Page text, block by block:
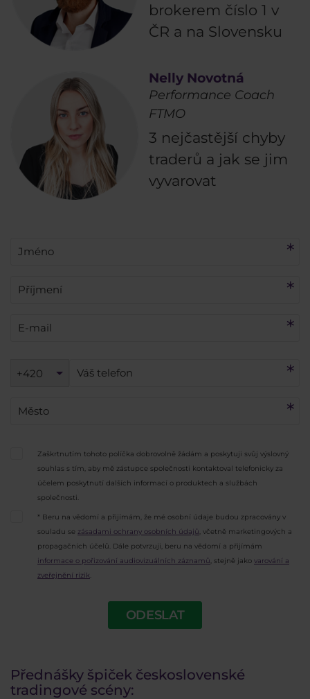
brokerem číslo 1 v
ČR a na Slovensku
Nelly Novotná
Performance Coach
FTMO
3 nejčastější chyby
traderů a jak se jim
vyvarovat
+420
Zaškrtnutím tohoto políčka dobrovolně žádám a poskytuji svůj výslovný
souhlas s tím, aby mě zástupce společnosti kontaktoval telefonicky za
účelem poskytnutí dalších informací o produktech a službách
společnosti.
* Beru na vědomí a přijímám, že mé osobní údaje budou zpracovány v
souladu se zásadami ochrany osobních údajů, včetně marketingových a
propagačních účelů. Dále potvrzuji, beru na vědomí a přijímám
informace o pořizování audiovizuálních záznamů, stejně jako varování a
zveřejnění rizik.
ODESLAT
Přednášky špiček československé
tradingové scény: